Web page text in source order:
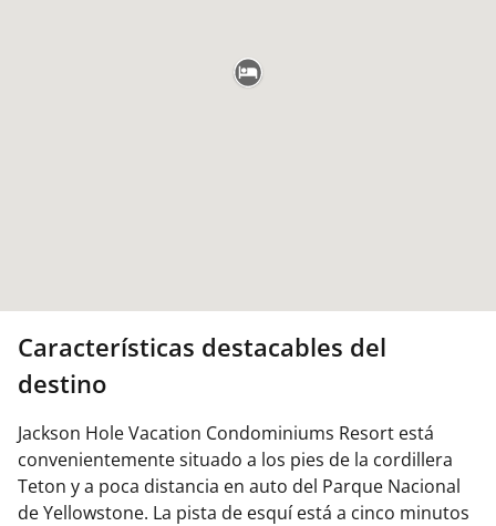
Características destacables del
destino
Jackson Hole Vacation Condominiums Resort está
convenientemente situado a los pies de la cordillera
Teton y a poca distancia en auto del Parque Nacional
de Yellowstone. La pista de esquí está a cinco minutos